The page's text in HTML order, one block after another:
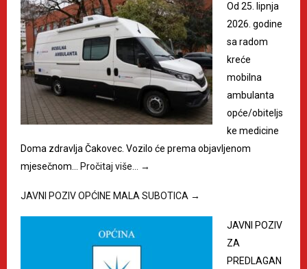
Od 25. lipnja
2026. godine
sa radom
kreće
mobilna
ambulanta
opće/obiteljs
ke medicine
Doma zdravlja Čakovec. Vozilo će prema objavljenom
mjesečnom…
Pročitaj više… →
JAVNI POZIV OPĆINE MALA SUBOTICA →
JAVNI POZIV
ZA
PREDLAGAN